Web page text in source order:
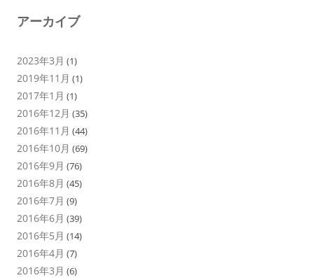
アーカイブ
2023年3月 (1)
2019年11月 (1)
2017年1月 (1)
2016年12月 (35)
2016年11月 (44)
2016年10月 (69)
2016年9月 (76)
2016年8月 (45)
2016年7月 (9)
2016年6月 (39)
2016年5月 (14)
2016年4月 (7)
2016年3月 (6)